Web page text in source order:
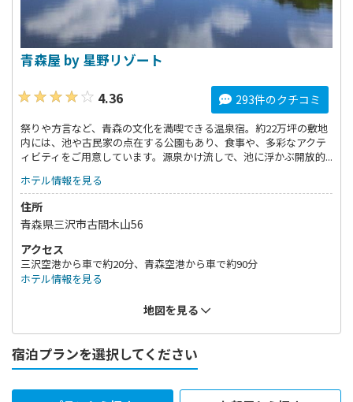
青森屋 by 星野リゾート
4.36
293件のクチコミ
祭りや方言など、青森の文化を満喫できる温泉宿。約22万坪の敷地
内には、池や古民家の点在する公園もあり、食事や、多彩なアクテ
ィビティをご用意しています。源泉かけ流しで、池に浮かぶ開放的
ご飯が楽しめるビュッフェレストランをお楽しみください。
ホテル情報を見る
住所
青森県三沢市古間木山56
アクセス
三沢空港から車で約20分、青森空港から車で約90分
ホテル情報を見る
地図を見る
宿泊プランを選択してください